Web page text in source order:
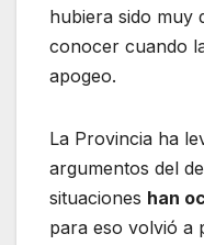
hubiera sido muy
conocer cuando
apogeo.
La Provincia ha
argumentos del
situaciones han
para eso volvió a